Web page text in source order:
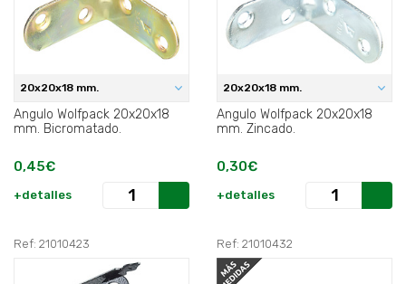
20x20x18 mm.
Angulo Wolfpack 20x20x18
mm. Bicromatado.
0,45€
+detalles
20x20x18 mm.
Angulo Wolfpack 20x20x18
mm. Zincado.
0,30€
+detalles
Ref: 21010423 Ref: 21010432